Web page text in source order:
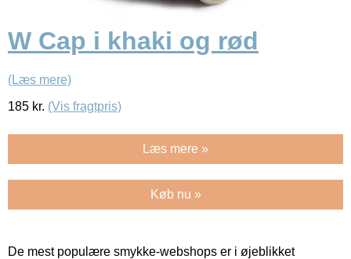
W Cap i khaki og rød
(Læs mere)
185 kr. (Vis fragtpris)
Læs mere »
Køb nu »
De mest populære smykke-webshops er i øjeblikket